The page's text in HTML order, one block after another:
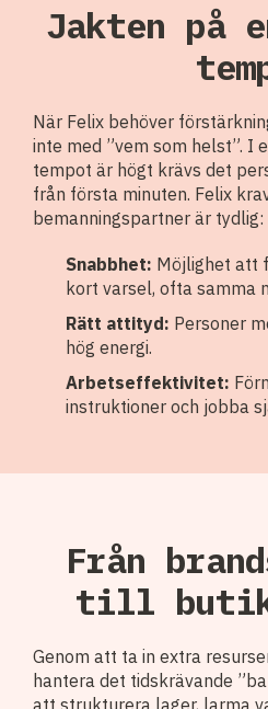
Jakten på
När Felix behöver
inte med ”vem som helst”. I
tempot är högt krävs det
från första minuten. Felix
bemanningspartner är tydlig:
Snabbhet: Möjlighet att
kort varsel, ofta samma
Rätt attityd: Personer
hög energi.
Arbetseffektivitet:
instruktioner och jobba
Från
till
Genom att ta in extra
hantera det tidskrävande
att strukturera lager, larma